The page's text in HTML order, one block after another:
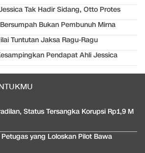
Tak Hadir Sidang, Otto Protes
Bukan Pembunuh Mirna
Tuntutan Jaksa Ragu-Ragu
Pendapat Ahli Jessica
Status Tersangka Korupsi Rp1,9 M
Petugas yang Loloskan Pilot Bawa